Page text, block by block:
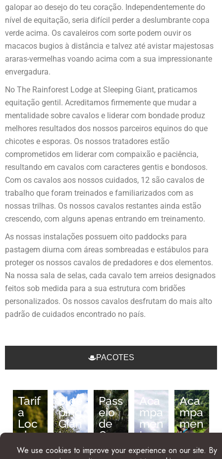
galopar ao desejo do teu coração. Independentemente do
nível de equitação, seria difícil perder a deslumbrante copa
verde acima. Os cavaleiros com sorte podem ouvir os
macacos bugios à distância e talvez até avistar majestosas
araras-vermelhas voando acima com a sua impressionante
envergadura.
No The Rainforest Lodge at Sleeping Giant, praticamos
equitação gentil. Acreditamos firmemente que mudar a
mentalidade sobre cavalos e liderar com bondade produz
melhores resultados dos nossos parceiros equinos do que
chicotes e esporas. Os nossos tratadores estão
comprometidos em liderar com compaixão e paciência,
resultando em cavalos com caracteres gentis e bondosos.
Com os cavalos aos nossos cuidados, 12 são cavalos de
trabalho que foram treinados e familiarizados com as
nossas trilhas. Os nossos cavalos restantes ainda estão
crescendo, com alguns apenas entrando em treinamento.
As nossas instalações possuem oito paddocks para
pastagem diurna com áreas sombreadas e estábulos para
proteger os nossos cavalos de predadores e dos elementos.
Na nossa sala de selas, cada cavalo tem arreios designados
feitos sob medida para a sua estrutura com bridões
personalizados. Os nossos cavalos desfrutam do mais alto
padrão de cuidados encontrado no país.
PACOTES
Tarif
a
Loc
al
para
Slee
ping
Gian
t
Pass
Pass
eio
de
Cav
alos
Aca
mpa
men
to
de
Aca
mpa
men
to
de